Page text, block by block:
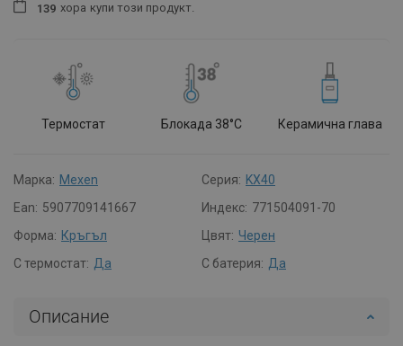
1 39 хора купи този продукт.
Термостат Блокада 38°C Керамична глава
Марка: Mexen Серия: KX40
Ean: 5907709141667 Индекс: 771504091-70
Форма: Кръгъл Цвят: Черен
С термостат: Да С батерия: Да
Описание